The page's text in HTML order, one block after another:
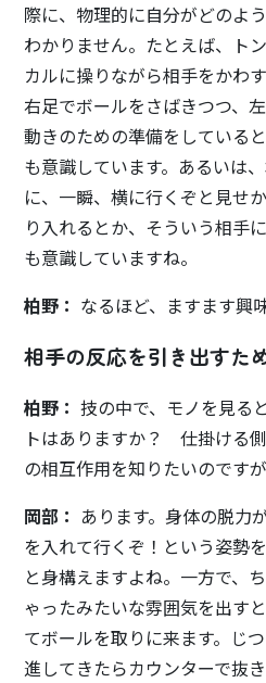
際に、物理的に自分がどのよ
わかりません。たとえば、ト
カルに操りながら相手をかわ
右足でボールをさばきつつ、
動きのための準備をしている
も意識しています。あるいは
に、一瞬、横に行くぞと見せ
り入れるとか、そういう相手
も意識していますね。
柏野： なるほど、ますます興
相手の反応を引き出すた
柏野： 技の中で、モノを見る
トはありますか？ 仕掛ける
の相互作用を知りたいのですが
岡部： あります。身体の脱力
を入れて行くぞ！という姿勢
と身構えますよね。一方で、
ゃったみたいな雰囲気を出す
てボールを取りに来ます。じ
進してきたらカウンターで抜